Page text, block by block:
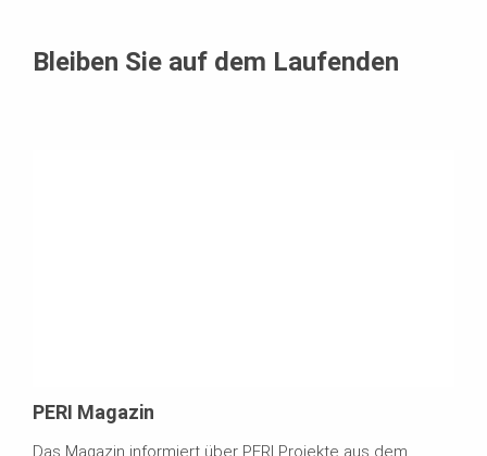
a
Bleiben Sie auf dem Laufenden
PERI Magazin
Das Magazin informiert über PERI Projekte aus dem